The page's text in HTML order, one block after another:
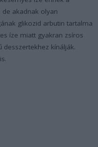
akadnak olyan
glikozid arbutin tartalma
íze miatt gyakran zsíros
kínálják.